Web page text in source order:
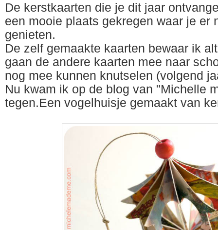
De kerstkaarten die je dit jaar
een mooie plaats gekregen waar je er
genieten.
De zelf gemaakte kaarten bewaar ik
gaan de andere kaarten mee naar
nog mee kunnen knutselen (volgend
Nu kwam ik op de blog van "Michelle
tegen.Een vogelhuisje gemaakt van